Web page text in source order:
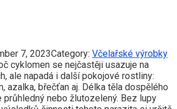
7, 2023Category: Včelařské výrobky
cyklomen se nejčastěji usazuje na
ale napadá i další pokojové rostliny:
azalka, břečťan aj. Délka těla dospělého
průhledný nebo žlutozelený. Bez lupy